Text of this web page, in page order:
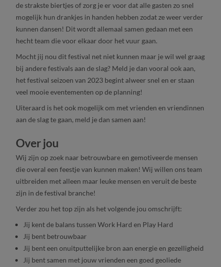
de strakste biertjes of zorg je er voor dat alle gasten zo snel
mogelijk hun drankjes in handen hebben zodat ze weer verder
kunnen dansen! Dit wordt allemaal samen gedaan met een
hecht team die voor elkaar door het vuur gaan.
Mocht jij nou dit festival net niet kunnen maar je wil wel graag
bij andere festivals aan de slag? Meld je dan vooral ook aan,
het festival seizoen van 2023 begint alweer snel en er staan
veel mooie eventementen op de planning!
Uiteraard is het ook mogelijk om met vrienden en vriendinnen
aan de slag te gaan, meld je dan samen aan!
Over jou
Wij zijn op zoek naar betrouwbare en gemotiveerde mensen
die overal een feestje van kunnen maken! Wij willen ons team
uitbreiden met alleen maar leuke mensen en veruit de beste
zijn in de festival branche!
Verder zou het top zijn als het volgende jou omschrijft:
Jij kent de balans tussen Work Hard en Play Hard
Jij bent betrouwbaar
Jij bent een onuitputtelijke bron aan energie en gezelligheid
Jij bent samen met jouw vrienden een goed geoliede